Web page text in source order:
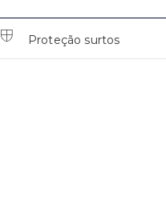
Proteção surtos